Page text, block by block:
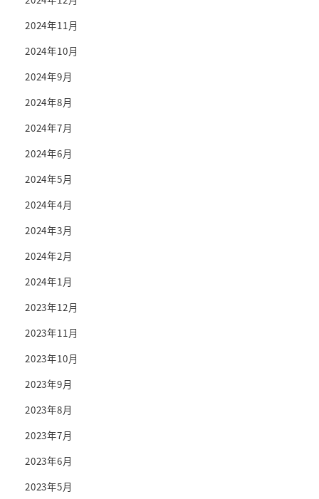
2024年11月
2024年10月
2024年9月
2024年8月
2024年7月
2024年6月
2024年5月
2024年4月
2024年3月
2024年2月
2024年1月
2023年12月
2023年11月
2023年10月
2023年9月
2023年8月
2023年7月
2023年6月
2023年5月